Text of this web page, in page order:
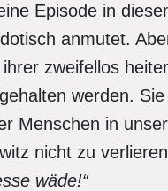
Episode in
anmutet.
zweifellos
werden.
Menschen in
nicht zu
wäde!“